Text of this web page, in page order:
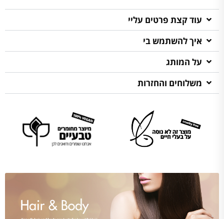
עוד קצת פרטים עליי
איך להשתמש בי
על המותג
משלוחים והחזרות